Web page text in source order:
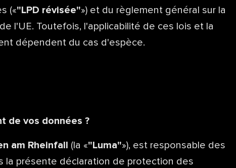
(«"LPD révisée"») et du règlement général sur la
de l'UE. Toutefois, l'applicabilité de ces lois et la
dépendent du cas d'espèce.
de vos données ?
am Rheinfall (la «"Luma"»), est responsable des
la présente déclaration de protection des